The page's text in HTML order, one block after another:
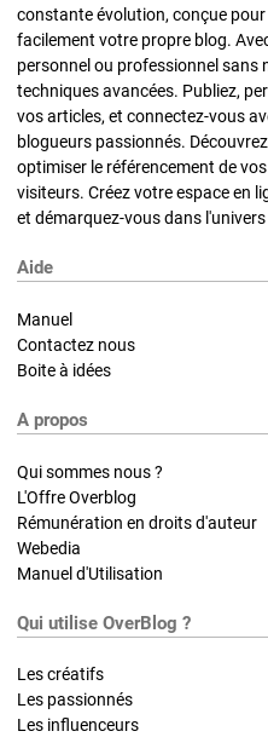
constante évolution, conçue
facilement votre propre blog.
personnel ou professionnel sans
techniques avancées. Publiez,
vos articles, et connectez-vous
blogueurs passionnés.
optimiser le référencement de
visiteurs. Créez votre espace en
et démarquez-vous dans
Aide
Manuel
Contactez nous
Boite à idées
A propos
Qui sommes nous ?
L'Offre Overblog
Rémunération en droits d'auteur
Webedia
Manuel d'Utilisation
Qui utilise OverBlog ?
Les créatifs
Les passionnés
Les influenceurs